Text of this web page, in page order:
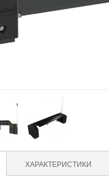
ХАРАКТЕРИСТИКИ